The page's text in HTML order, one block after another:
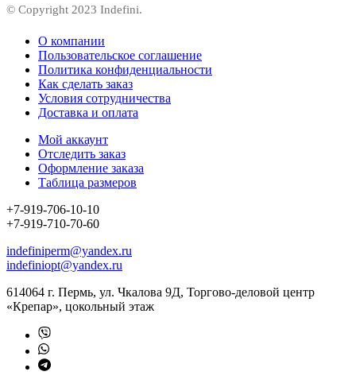
© Copyright 2023 Indefini.
О компании
Пользовательское соглашение
Политика конфиденциальности
Как сделать заказ
Условия сотрудничества
Доставка и оплата
Мой аккаунт
Отследить заказ
Оформление заказа
Таблица размеров
+7-919-706-10-10
+7-919-710-70-60
indefiniperm@yandex.ru
indefiniopt@yandex.ru
614064 г. Пермь, ул. Чкалова 9Д, Торгово-деловой центр
«Крепар», цокольный этаж